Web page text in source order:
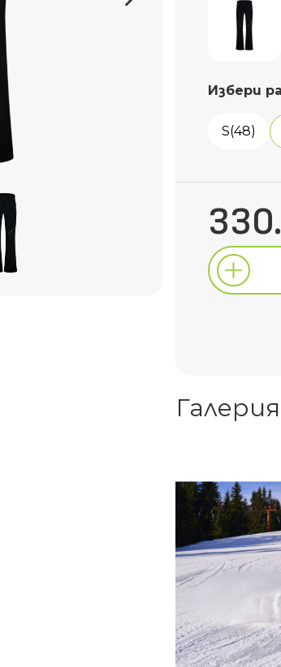
Избери
S(48)
Галерия